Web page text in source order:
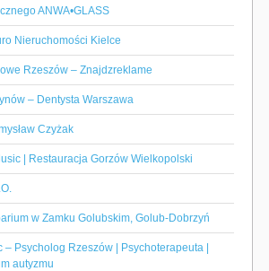
ANWA•GLASS
Nieruchomości Kielce
Rzeszów – Znajdzreklame
– Dentysta Warszawa
Czyżak
| Restauracja Gorzów Wielkopolski
w Zamku Golubskim, Golub-Dobrzyń
– Psycholog Rzeszów | Psychoterapeuta |
autyzmu